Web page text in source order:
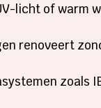
licht of warm
renoveert
zoals